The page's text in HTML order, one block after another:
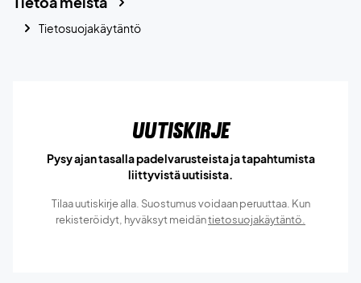
Tietosuojakäytäntö
Uutiskirje
Pysy ajan tasalla padelvarusteista ja tapahtumista
liittyvistä uutisista.
Tilaa uutiskirje alla. Suostumus voidaan peruuttaa. Kun
rekisteröidyt, hyväksyt meidäntietosuojakäytäntö.